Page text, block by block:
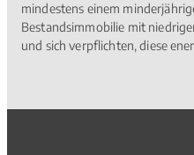
mindestens einem
Bestandsimmobilie mit
und sich verpflichten, diese